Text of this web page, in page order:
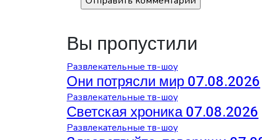
Вы пропустили
Развлекательные тв-шоу
Они потрясли мир 07.08.2026
Развлекательные тв-шоу
Светская хроника 07.08.2026
Развлекательные тв-шоу